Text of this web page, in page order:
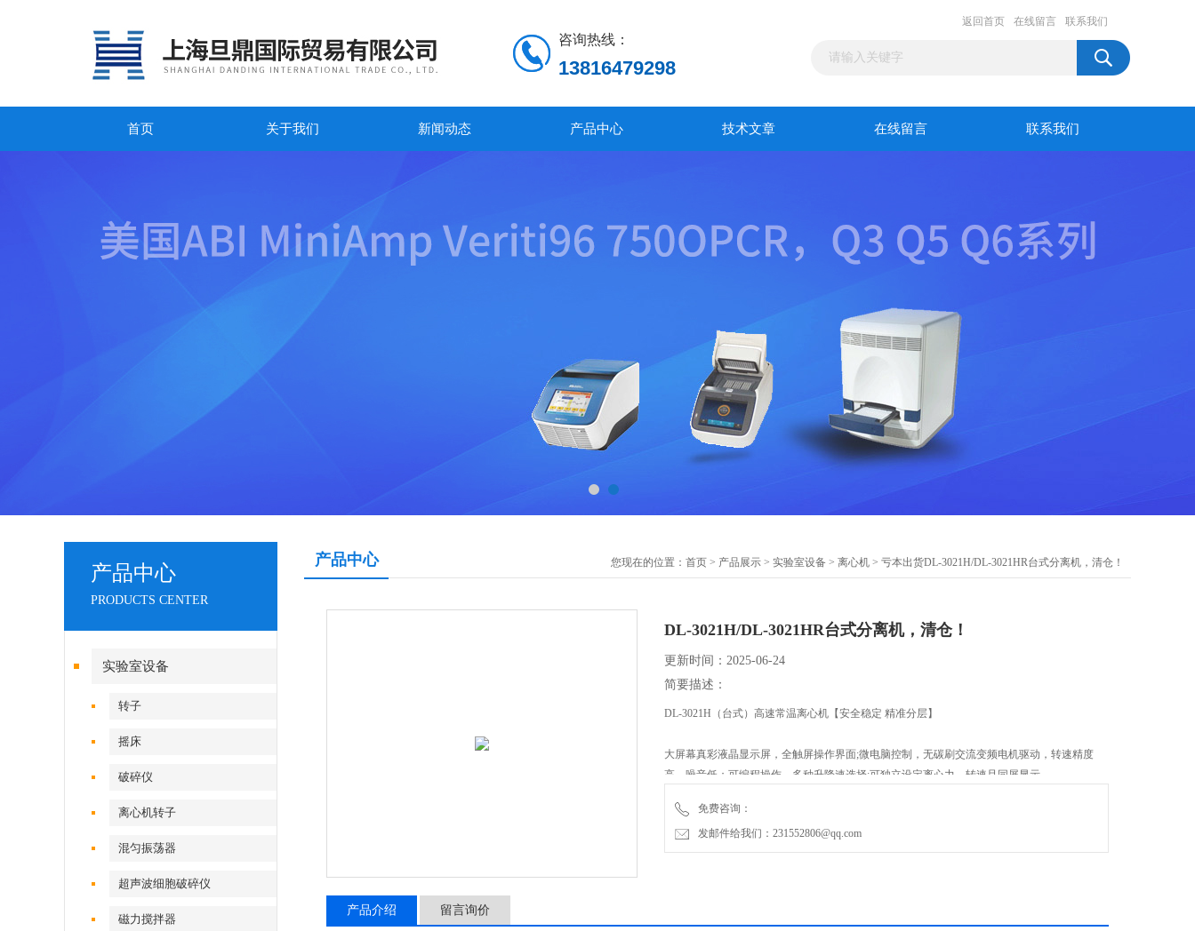
咨询热线：
13816479298
返回首页 在线留言 联系我们
首页 关于我们 新闻动态 产品中心 技术文章 在线留言 联系我们
产品中心
PRODUCTS CENTER
实验室设备
转子
摇床
破碎仪
离心机转子
混匀振荡器
超声波细胞破碎仪
磁力搅拌器
产品中心 您现在的位置： 首页 > 产品展示 > 实验室设备 > 离心机 > 亏本出货DL-3021H/DL-3021HR台式分离机，清仓！
DL-3021H/DL-3021HR台式分离机，清仓！
更新时间：2025-06-24
简要描述：
DL-3021H（台式）高速常温离心机【安全稳定 精准分层】
大屏幕真彩液晶显示屏，全触屏操作界面;微电脑控制，无碳刷交流变频电机驱动，转速精度
高，噪音低；可编程操作，多种升降速选择;可独立设定离心力、转速且同屏显示
生化制品、医疗检验、食品安全、农产品检测
免费咨询：
发邮件给我们：231552806@qq.com
产品介绍 留言询价